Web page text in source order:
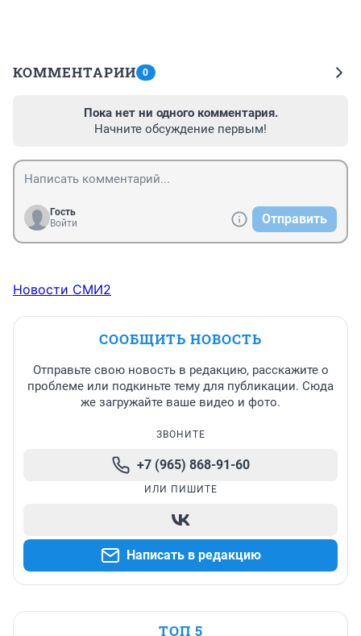
КОММЕНТАРИИ 0
Пока нет ни одного комментария.
Начните обсуждение первым!
Гость
Войти
Отправить
Новости СМИ2
СООБЩИТЬ НОВОСТЬ
Отправьте свою новость в редакцию, расскажите о
проблеме или подкиньте тему для публикации. Сюда
же загружайте ваше видео и фото.
ЗВОНИТЕ
+7 (965) 868-91-60
ИЛИ ПИШИТЕ
Написать в редакцию
ТОП 5